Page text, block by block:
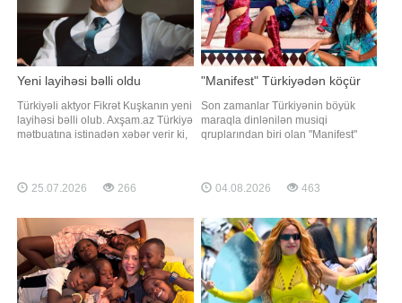
Yeni layihəsi bəlli oldu
Türkiyəli aktyor Fikrət Kuşkanın yeni
layihəsi bəlli olub. Axşam.az Türkiyə
mətbuatına istinadən xəbər verir ki,
Qeyd edək ki, layihə "TRT1"
25.07.2026 266
"Manifest" Türkiyədən köçür
Son zamanlar Türkiyənin böyük
maraqla dinlənilən musiqi
qruplarından biri olan "Manifest"
qrupun qurucusu Tolga Akış
görə, üzvlərin birlikdə yaşadığ
04.08.2026 463